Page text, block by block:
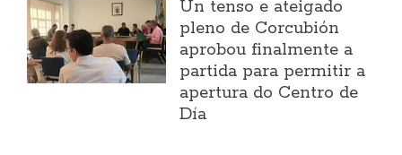
Un tenso e ateigado
pleno de Corcubión
aprobou finalmente a
partida para permitir a
apertura do Centro de
Día